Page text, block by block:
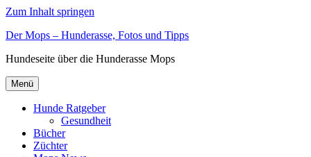
Zum Inhalt springen
Der Mops – Hunderasse, Fotos und Tipps
Hundeseite über die Hunderasse Mops
Menü
Hunde Ratgeber
Gesundheit
Bücher
Züchter